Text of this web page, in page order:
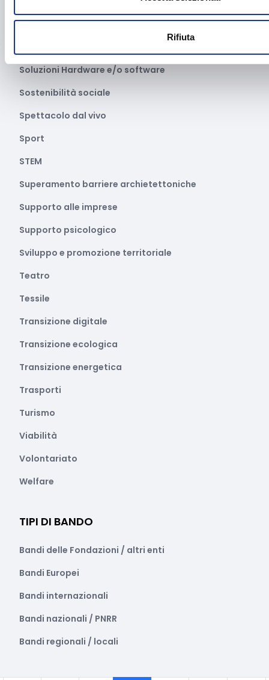
Rifiuta
Settore apistico
Soluzioni Hardware e/o software
Sostenibilità sociale
Spettacolo dal vivo
Sport
STEM
Superamento barriere archietettoniche
Supporto alle imprese
Supporto psicologico
Sviluppo e promozione territoriale
Teatro
Tessile
Transizione digitale
Transizione ecologica
Transizione energetica
Trasporti
Turismo
Viabilità
Volontariato
Welfare
TIPI DI BANDO
Bandi delle Fondazioni / altri enti
Bandi Europei
Bandi internazionali
Bandi nazionali / PNRR
Bandi regionali / locali